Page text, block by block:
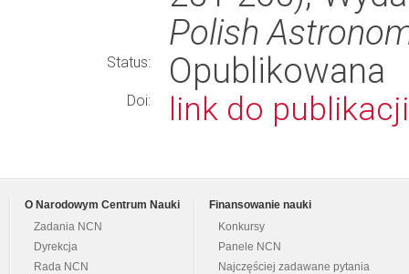
Polish
Status: Opublikowana
Doi: link do publikacji
O Narodowym Centrum Nauki
Zadania NCN
Dyrekcja
Rada NCN
Finansowanie nauki
Konkursy
Panele NCN
Najczęściej zadawane pytania